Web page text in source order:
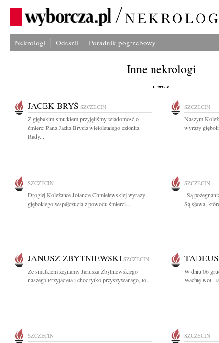
Nekrologi Odeszli Poradnik pogrzebowy
Inne nekrologi
JACEK BRYŚ SZCZECIN
Z głębokim smutkiem przyjęliśmy wiadomość o
śmierci Pana Jacka Brysia wieloletniego członka
Rady...
SZCZECIN
Naszym
wyrazy
SZCZECIN
Drogiej Koleżance Jolancie Chmielewskiej wyrazy
głębokiego współczucia z powodu śmierci...
SZCZECIN
"Są
Są słowa,
JANUSZ ZBYTNIEWSKI SZCZECIN
Ze smutkiem żegnamy Janusza Zbytniewskiego
naszego Przyjaciela i choć tylko przyszywanego, to...
W dniu 06
Wachtę Kol.
SZCZECIN SZCZECIN